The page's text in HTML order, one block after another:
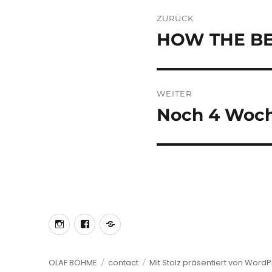
ZURÜCK
Vorheriger
HOW THE
WEITER
Nächster
Noch 4
Instagram
FacebookMitglied
Kunstverein
OLAF BÖHME contact Mit Stolz präsentiert von